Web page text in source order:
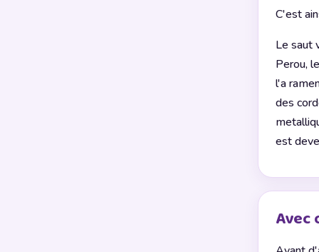
C'est
Le saut
Perou,
l'a
des
est
Avec